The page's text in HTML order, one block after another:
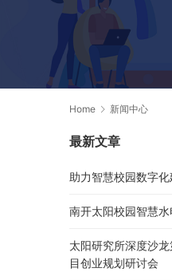
Home 新闻中心
最新文章
助力智慧校园数字
南开太阳校园智慧
太阳研究所深度沙
目创业规划研讨会